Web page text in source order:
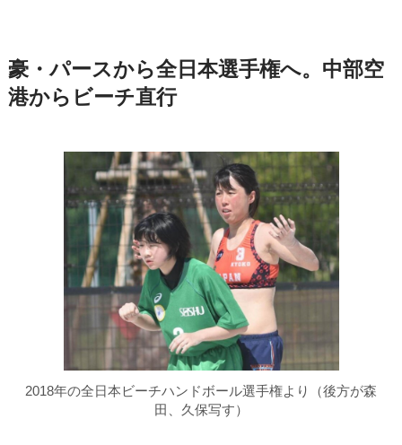
豪・パースから全日本選手権へ。中部空
港からビーチ直行
2018年の全日本ビーチハンドボール選手権より（後方が森
田、久保写す）